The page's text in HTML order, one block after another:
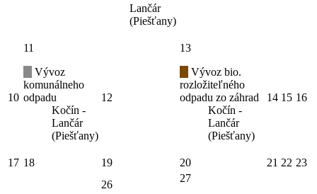
Lančár
(Piešťany)
10
11
Vývoz
komunálneho
odpadu
Kočín -
Lančár
(Piešťany)
12
13
Vývoz bio.
rozložiteľného
odpadu zo záhrad
Kočín -
Lančár
(Piešťany)
14 15 16
17 18 19 20 21 22 23
26
27